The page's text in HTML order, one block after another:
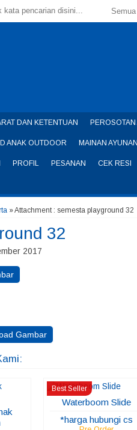
DAN KETENTUAN
ANAK OUTDOOR MAINAN
PROFIL PESANAN CEK RESI
» Attachment : semesta playground 32
32
2017
Gambar
Best Seller
Waterboom Slide
*harga hubungi cs